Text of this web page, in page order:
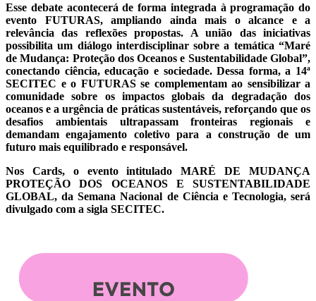
Esse debate acontecerá de forma integrada à programação do
evento FUTURAS, ampliando ainda mais o alcance e a
relevância das reflexões propostas. A união das iniciativas
possibilita um diálogo interdisciplinar sobre a temática “Maré
de Mudança: Proteção dos Oceanos e Sustentabilidade Global”,
conectando ciência, educação e sociedade. Dessa forma, a 14ª
SECITEC e o FUTURAS se complementam ao sensibilizar a
comunidade sobre os impactos globais da degradação dos
oceanos e a urgência de práticas sustentáveis, reforçando que os
desafios ambientais ultrapassam fronteiras regionais e
demandam engajamento coletivo para a construção de um
futuro mais equilibrado e responsável.
Nos Cards, o evento intitulado MARÉ DE MUDANÇA
PROTEÇÃO DOS OCEANOS E SUSTENTABILIDADE
GLOBAL, da Semana Nacional de Ciência e Tecnologia, será
divulgado com a sigla SECITEC.